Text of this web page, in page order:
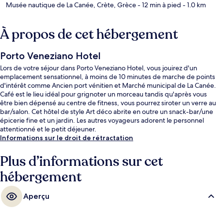
Musée nautique de La Canée, Crète, Grèce- 12 min à pied - 1.0 km
À propos de cet hébergement
Porto Veneziano Hotel
Lors de votre séjour dans Porto Veneziano Hotel, vous jouirez d'un
emplacement sensationnel, à moins de 10 minutes de marche de points
d'intérêt comme Ancien port vénitien et Marché municipal de La Canée.
Café est le lieu idéal pour grignoter un morceau tandis qu'après vous
être bien dépensé au centre de fitness, vous pourrez siroter un verre au
bar/salon. Cet hôtel de style Art déco abrite en outre un snack-bar/une
épicerie fine et un jardin. Les autres voyageurs adorent le personnel
attentionné et le petit déjeuner.
Informations sur le droit de rétractation
Plus d’informations sur cet
hébergement
Aperçu